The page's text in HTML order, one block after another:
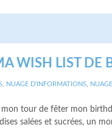
WISH LIST DE
NUAGE D'INFORMATIONS
tour de fêter mon
salées et sucrées, un